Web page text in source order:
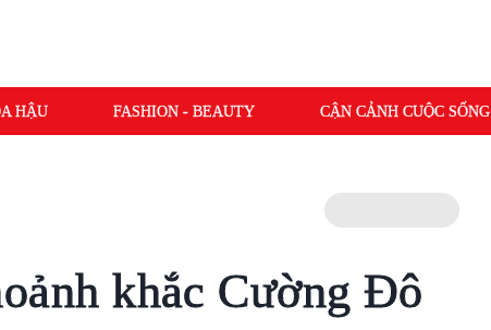
HẬU FASHION - BEAUTY CẬN CẢNH CUỘC SỐNG
khắc Cường Đô